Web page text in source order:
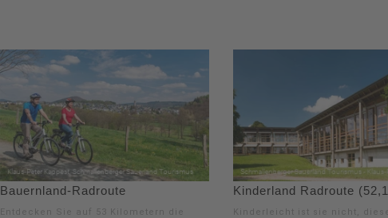
Bauernland-Radroute
Entdecken Sie auf 53 Kilometern die
Kinderland Radroute
Kinderleicht ist sie nicht, diese